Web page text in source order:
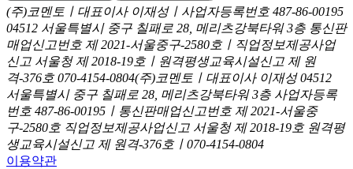
(주)코멘토ㅣ대표이사 이재성ㅣ사업자등록번호 487-86-00195
04512 서울특별시 중구 칠패로 28, 메리츠강북타워 3층 통신판
매업신고번호 제 2021-서울중구-2580호ㅣ직업정보제공사업
신고 서울청 제 2018-19호ㅣ원격평생교육시설신고 제 원
격-376호 070-4154-0804(주)코멘토ㅣ대표이사 이재성 04512
서울특별시 중구 칠패로 28, 메리츠강북타워 3층 사업자등록
번호 487-86-00195ㅣ통신판매업신고번호 제 2021-서울중
구-2580호 직업정보제공사업신고 서울청 제 2018-19호 원격평
생교육시설신고 제 원격-376호ㅣ070-4154-0804
이용약관